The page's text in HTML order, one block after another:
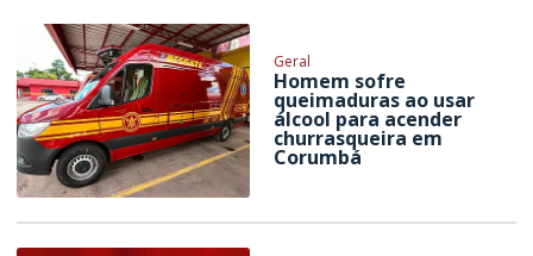
Geral
Homem sofre
queimaduras ao usar
álcool para acender
churrasqueira em
Corumbá